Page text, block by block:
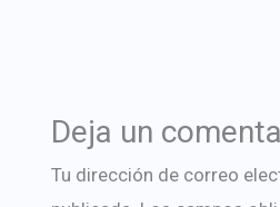
Deja un
Tu dirección de correo